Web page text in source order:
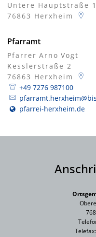
Untere Hauptstraße
76863 Herxheim
Pfarramt
Pfarrer Arno Vogt
Kesslerstraße 2
76863 Herxheim
+49 7276 987100
pfarrei-herxheim.de